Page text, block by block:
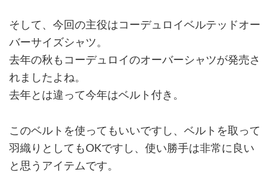
そして、今回の主役はコーデュロイベルテッドオー
バーサイズシャツ。
去年の秋もコーデュロイのオーバーシャツが発売さ
れましたよね。
去年とは違って今年はベルト付き。
このベルトを使ってもいいですし、ベルトを取って
羽織りとしてもOKですし、使い勝手は非常に良い
と思うアイテムです。